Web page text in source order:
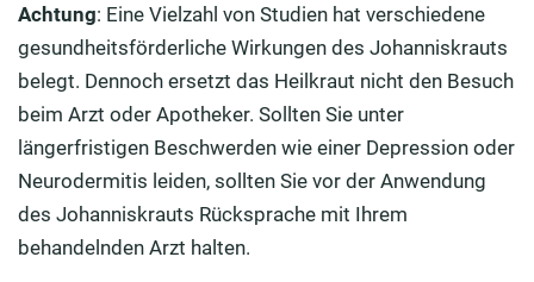
Achtung: Eine Vielzahl von Studien hat verschiedene
gesundheitsförderliche Wirkungen des Johanniskrauts
belegt. Dennoch ersetzt das Heilkraut nicht den Besuch
beim Arzt oder Apotheker. Sollten Sie unter
längerfristigen Beschwerden wie einer Depression oder
Neurodermitis leiden, sollten Sie vor der Anwendung
des Johanniskrauts Rücksprache mit Ihrem
behandelnden Arzt halten.